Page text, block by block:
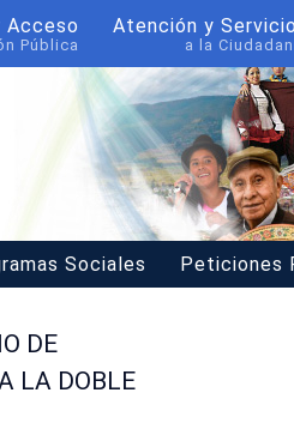
Acceso
Pública
Atención y
a la
Sociales Peticiones
DE
LA DOBLE